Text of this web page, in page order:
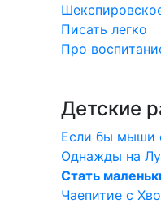
Писать легко
Про
Детские
Если бы мыши
Однажды на
Стать
Чаепитие с